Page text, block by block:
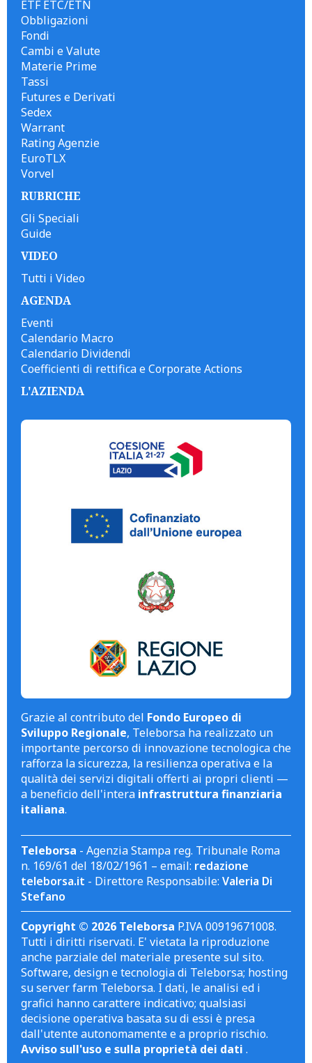
ETF ETC/ETN
Obbligazioni
Fondi
Cambi e Valute
Materie Prime
Tassi
Futures e Derivati
Sedex
Warrant
Rating Agenzie
EuroTLX
Vorvel
RUBRICHE
Gli Speciali
Guide
VIDEO
Tutti i Video
AGENDA
Eventi
Calendario Macro
Calendario Dividendi
Coefficienti di rettifica e Corporate Actions
L'AZIENDA
Grazie al contributo del Fondo Europeo di
Sviluppo Regionale, Teleborsa ha realizzato un
importante percorso di innovazione tecnologica che
rafforza la sicurezza, la resilienza operativa e la
qualità dei servizi digitali offerti ai propri clienti —
a beneficio dell'intera infrastruttura finanziaria
italiana.
Teleborsa - Agenzia Stampa reg. Tribunale Roma
n. 169/61 del 18/02/1961 – email: redazione
teleborsa.it - Direttore Responsabile: Valeria Di
Stefano
Copyright © 2026 Teleborsa P.IVA 00919671008.
Tutti i diritti riservati. E' vietata la riproduzione
anche parziale del materiale presente sul sito.
Software, design e tecnologia di Teleborsa; hosting
su server farm Teleborsa. I dati, le analisi ed i
grafici hanno carattere indicativo; qualsiasi
decisione operativa basata su di essi è presa
dall'utente autonomamente e a proprio rischio.
Avviso sull'uso e sulla proprietà dei dati .